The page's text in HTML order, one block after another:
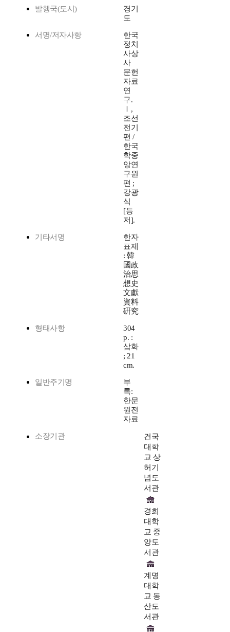
발행국(도시)
경기
도
서명/저자사항
한국
정치
사상
사
문헌
자료
연
구.
Ⅰ,
조선
전기
편 /
한국
학중
앙연
구원
편 ;
강광
식
[등
저].
기타서명
한자
표제
: 韓
國政
治思
想史
文獻
資料
硏究
형태사항
304
p. :
삽화
; 21
cm.
일반주기명
부
록:
한문
원전
자료
소장기관
건국
대학
교 상
허기
념도
서관
경희
대학
교 중
앙도
서관
계명
대학
교 동
산도
서관